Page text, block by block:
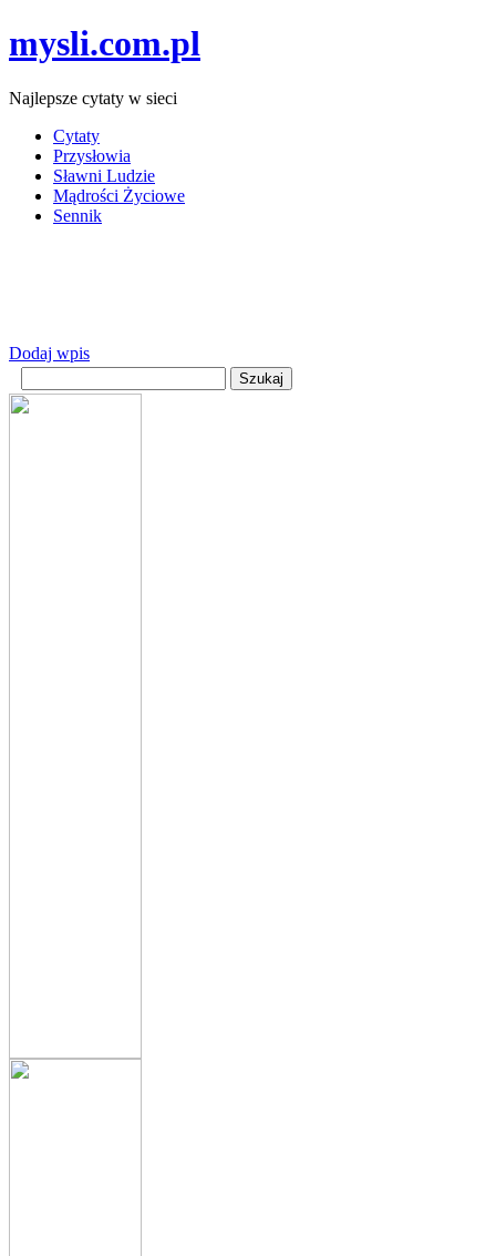
mysli.com.pl
Najlepsze cytaty w sieci
Cytaty
Przysłowia
Sławni Ludzie
Mądrości Życiowe
Sennik
Dodaj wpis